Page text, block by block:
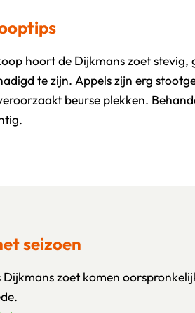
hoort de Dijkmans zoet stevig,
te zijn. Appels zijn erg
beurse plekken.
seizoen
Dijkmans zoet komen